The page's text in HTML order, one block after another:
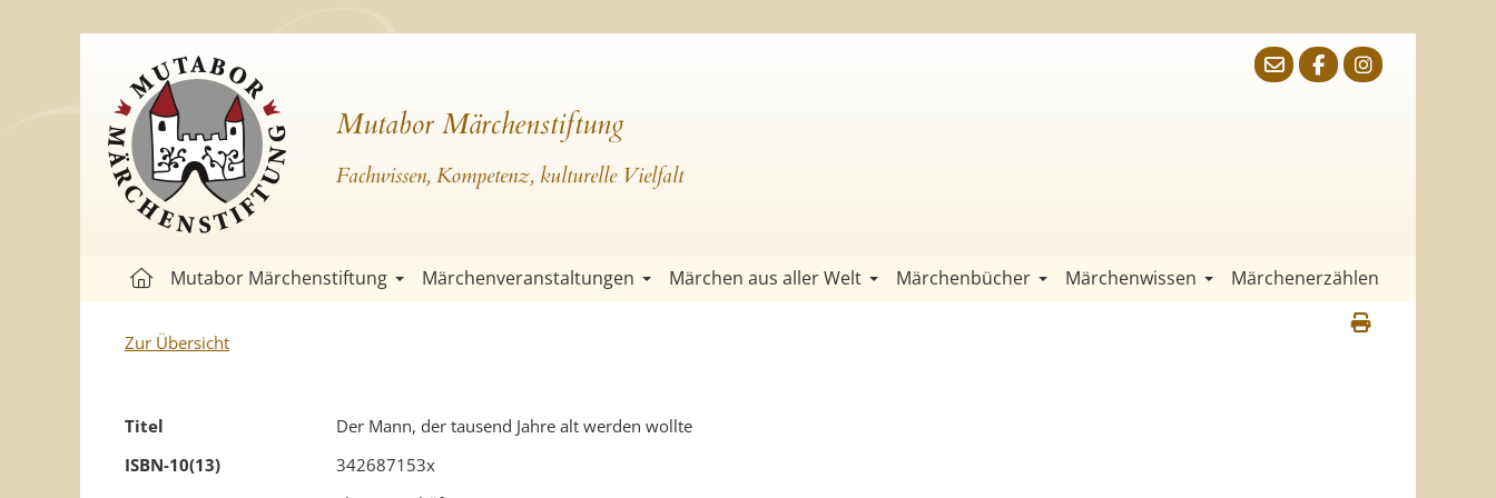
Mutabor Märchenstiftung
Fachwissen, Kompetenz, kulturelle Vielfalt
Mutabor Märchenstiftung Märchenveranstaltungen Märchen aus aller Welt Märchenbücher Märchenwissen Märchenerzählen
Zur Übersicht
Titel
Der Mann, der tausend Jahre alt werden wollte
ISBN-10(13)
342687153x